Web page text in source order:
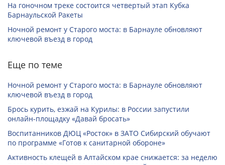
На гоночном треке состоится четвертый этап Кубка
Барнаульской Ракеты
Ночной ремонт у Старого моста: в Барнауле обновляют
ключевой въезд в город
Еще по теме
Ночной ремонт у Старого моста: в Барнауле обновляют
ключевой въезд в город
Брось курить, езжай на Курилы: в России запустили
онлайн-­площадку «Давай бросать»
Воспитанников ДЮЦ «Росток» в ЗАТО Сибирский обучают
по программе «Готов к санитарной обороне»
Активность клещей в Алтайском крае снижается: за неделю